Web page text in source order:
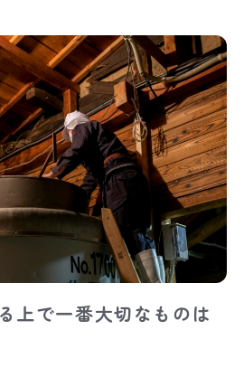
上で一番大切なものは